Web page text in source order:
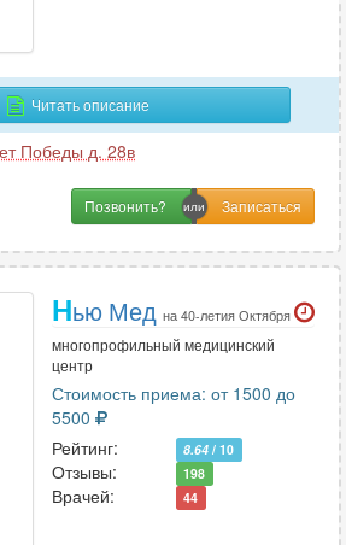
Читать описание
Победы д. 28в
Позвонить?
Нью Мед на 40-летия Октября
многопрофильный медицинский
центр
Стоимость приема: от 1500 до
5500
Рейтинг:
8.64 / 10
Отзывы: 198
Врачей: 44